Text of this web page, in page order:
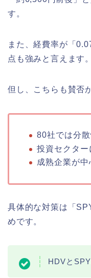
す。
また、経費率が「
点も強みと言えます。
但し、こちらも賛否
80社では分
投資セクタ
成熟企業が中
具体的な対策は「
めです。
HDVと